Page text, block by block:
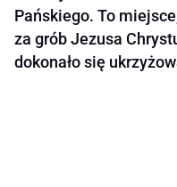
Pańskiego. To
za grób Jezusa
dokonało się